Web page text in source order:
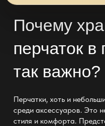
Почему
перчаток в
так важно?
Перчатки, хоть и
среди аксессуаров. Это
стиля и комфорта.